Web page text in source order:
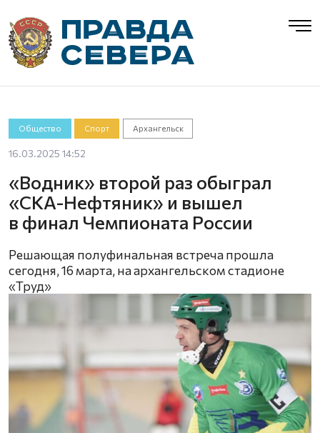
Общество Спорт Архангельск
16.03.2025 14:52
«Водник» второй раз обыграл
«СКА-Нефтяник» и вышел
в финал Чемпионата России
Решающая полуфинальная встреча прошла
сегодня, 16 марта, на архангельском стадионе
«Труд»